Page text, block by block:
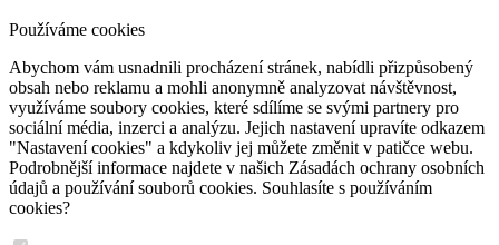
Používáme cookies
Abychom vám usnadnili procházení stránek, nabídli přizpůsobený
obsah nebo reklamu a mohli anonymně analyzovat návštěvnost,
využíváme soubory cookies, které sdílíme se svými partnery pro
sociální média, inzerci a analýzu. Jejich nastavení upravíte odkazem
"Nastavení cookies" a kdykoliv jej můžete změnit v patičce webu.
Podrobnější informace najdete v našich Zásadách ochrany osobních
údajů a používání souborů cookies. Souhlasíte s používáním
cookies?